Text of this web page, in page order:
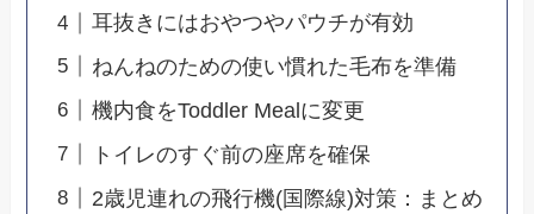
耳抜きにはおやつやパウチが有効
ねんねのための使い慣れた毛布を準備
機内食をToddler Mealに変更
トイレのすぐ前の座席を確保
2歳児連れの飛行機(国際線)対策：まとめ